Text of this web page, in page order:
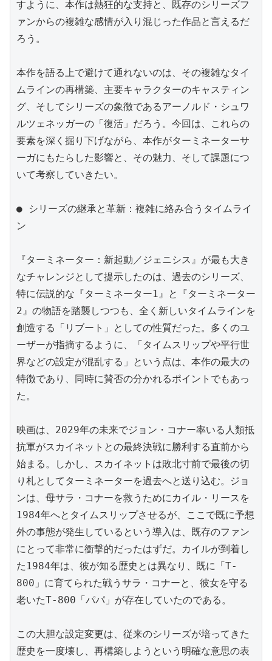
すように、本作は熱狂的な支持と、既存のシリーズフ
ァンからの複雑な感情が入り混じった作品と言えるだ
ろう。
本作を語る上で避けて通れないのは、その複雑なタイ
ムラインの再構築、主要キャラクターのキャスティン
グ、そしてシリーズの象徴であるアーノルド・シュワ
ルツェネッガーの「復活」だろう。今回は、これらの
要素を深く掘り下げながら、本作がターミネーターサ
ーガにもたらした影響と、その魅力、そして課題につ
いて考察していきたい。
● シリーズの継承と革新：複雑に絡み合うタイムライ
ン
『ターミネーター：新起動／ジェニシス』が最も大き
なチャレンジとして提示したのは、過去のシリーズ、
特に伝説的な『ターミネーター1』と『ターミネーター
2』の物語を踏襲しつつも、全く新しいタイムラインを
創造する「リブート」としての性質だった。多くのユ
ーザーが指摘するように、「タイムスリップや平行世
界などの設定が混乱する」という点は、本作の最大の
特徴であり、同時に賛否の分かれるポイントでもあっ
た。
映画は、2029年の未来でジョン・コナー率いる人類抵
抗軍がスカイネットとの最終決戦に勝利する直前から
始まる。しかし、スカイネットは敗北寸前で最後の切
り札としてターミネーターを過去へと送り込む。ジョ
ンは、母サラ・コナーを救うためにカイル・リースを
1984年へとタイムスリップさせるが、ここで既に予想
外の事態が発生しているという導入は、既存のファン
にとって非常に衝撃的だったはずだ。カイルが到着し
た1984年は、彼が知る歴史とは異なり、既に「T-
800」に育てられた戦うサラ・コナーと、彼女を守る
老いたT-800「パパ」が存在していたのである。
この大胆な設定変更は、従来のシリーズが培ってきた
歴史を一度壊し、再構築しようという明確な意思の表